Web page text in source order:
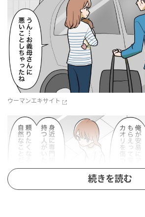
ウーマンエキサイト
続きを読む